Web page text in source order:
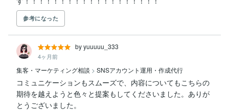
参考になった
by yuuuuu_333
4ヶ月前
集客・マーケティング相談 > SNSアカウント運用・作成代行
コミュニケーションもスムーズで、内容についてもこちらの
期待を越えようと色々と提案もしてくださいました。ありが
とうございました。